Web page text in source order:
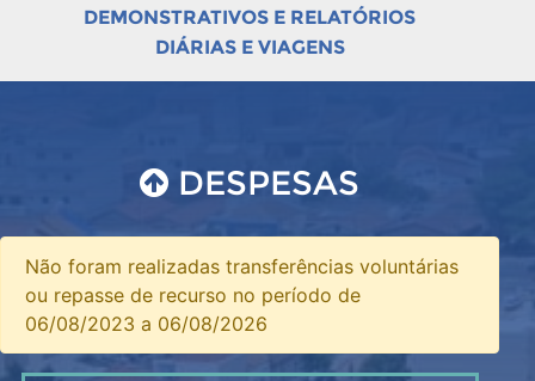
DEMONSTRATIVOS E RELATÓRIOS
DIÁRIAS E VIAGENS
DESPESAS
Não foram realizadas transferências voluntárias
ou repasse de recurso no período de
06/08/2023 a 06/08/2026